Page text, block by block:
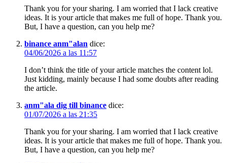
Thank you for your sharing. I am worried that I lack creative
ideas. It is your article that makes me full of hope. Thank you.
But, I have a question, can you help me?
binance anm"alan dice:
04/06/2026 a las 11:57
I don’t think the title of your article matches the content lol.
Just kidding, mainly because I had some doubts after reading
the article.
anm"ala dig till binance dice:
01/07/2026 a las 21:35
Thank you for your sharing. I am worried that I lack creative
ideas. It is your article that makes me full of hope. Thank you.
But, I have a question, can you help me?